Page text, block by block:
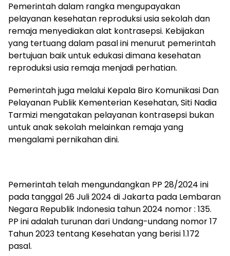
Pemerintah dalam rangka mengupayakan
pelayanan kesehatan reproduksi usia sekolah dan
remaja menyediakan alat kontrasepsi. Kebijakan
yang tertuang dalam pasal ini menurut pemerintah
bertujuan baik untuk edukasi dimana kesehatan
reproduksi usia remaja menjadi perhatian.
Pemerintah juga melalui Kepala Biro Komunikasi Dan
Pelayanan Publik Kementerian Kesehatan, Siti Nadia
Tarmizi mengatakan pelayanan kontrasepsi bukan
untuk anak sekolah melainkan remaja yang
mengalami pernikahan dini.
Pemerintah telah mengundangkan PP 28/2024 ini
pada tanggal 26 Juli 2024 di Jakarta pada Lembaran
Negara Republik Indonesia tahun 2024 nomor : 135.
PP ini adalah turunan dari Undang-undang nomor 17
Tahun 2023 tentang Kesehatan yang berisi 1.172
pasal.